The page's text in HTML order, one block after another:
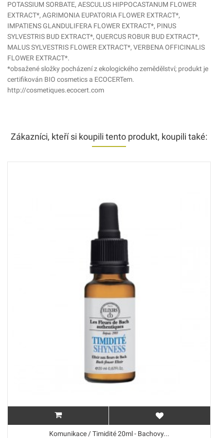
POTASSIUM SORBATE, AESCULUS HIPPOCASTANUM FLOWER
EXTRACT*, AGRIMONIA EUPATORIA FLOWER EXTRACT*,
IMPATIENS GLANDULIFERA FLOWER EXTRACT*, PINUS
SYLVESTRIS BUD EXTRACT*, QUERCUS ROBUR BUD EXTRACT*,
MALUS SYLVESTRIS FLOWER EXTRACT*, VERBENA OFFICINALIS
FLOWER EXTRACT*.
*obsažené složky pocházení z ekologického zemědělství; produkt je
certifikován BIO cosmetics a ECOCERTem.
http://cosmetiques.ecocert.com
Zákazníci, kteří si koupili tento produkt, koupili také:
Komunikace / Timidité 20ml - Bachovy...